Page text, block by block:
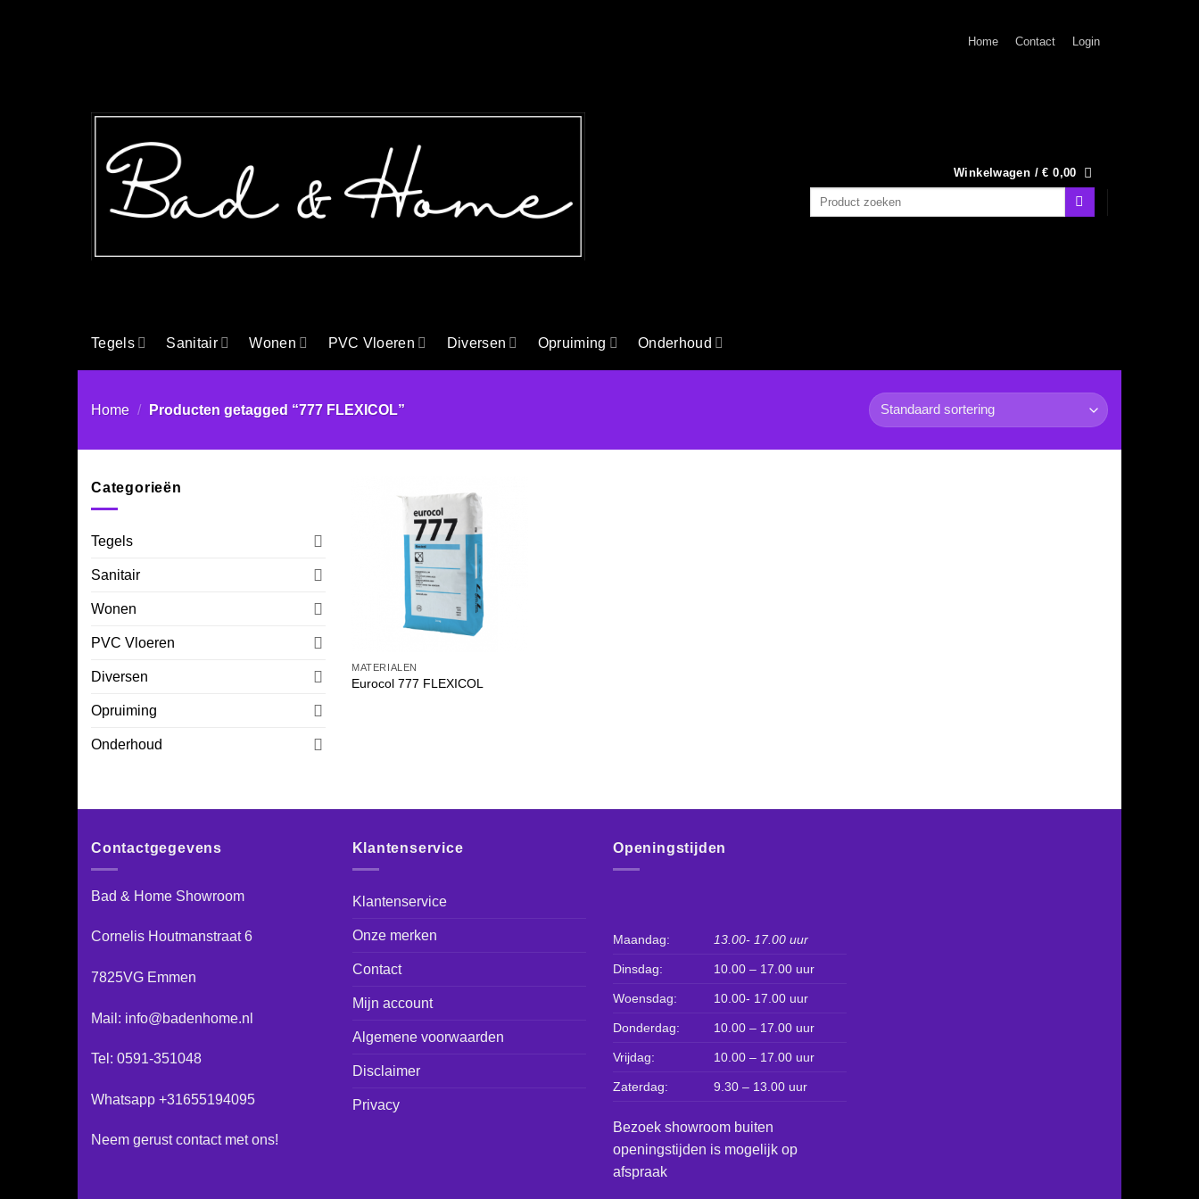
Home Contact Login
Winkelwagen /€ 0,00
Zoeken
Tegels Sanitair Wonen PVC Vloeren Diversen Opruiming Onderhoud
Home / Producten getagged “777 FLEXICOL”
Categorieën
Tegels
Sanitair
Wonen
PVC Vloeren
Diversen
Opruiming
Onderhoud
MATERIALEN
Eurocol 777 FLEXICOL
Contactgegevens
Bad & Home Showroom
Cornelis Houtmanstraat 6
7825VG Emmen
Mail: info@badenhome.nl
Tel: 0591-351048
Whatsapp +31655194095
Neem gerustcontactmet ons!
Klantenservice
Klantenservice
Onze merken
Contact
Mijn account
Algemene voorwaarden
Disclaimer
Privacy
Openingstijden
Maandag: 13.00- 17.00 uur
Dinsdag: 10.00 – 17.00 uur
Woensdag: 10.00- 17.00 uur
Donderdag: 10.00 – 17.00 uur
Vrijdag: 10.00 – 17.00 uur
Zaterdag: 9.30 – 13.00 uur
Bezoek showroom buiten
openingstijden is mogelijk op
afspraak